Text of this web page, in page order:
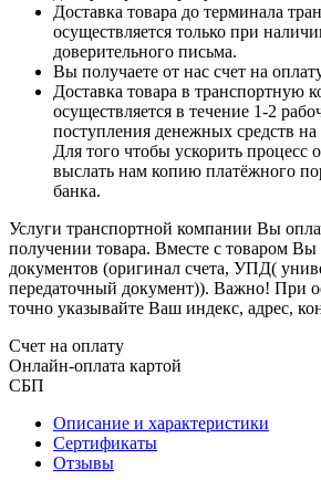
Доставка товара до терминала
осуществляется только при
доверительного письма.
Вы получаете от нас счет на
Доставка товара в транспортную
осуществляется в течение 1-2
поступления денежных средств
Для того чтобы ускорить процесс
выслать нам копию платёжного
банка.
Услуги транспортной компании Вы
получении товара. Вместе с товаром Вы
документов (оригинал счета, УПД(
передаточный документ)). Важно! При
точно указывайте Ваш индекс, адрес,
Счет на оплату
Онлайн-оплата картой
СБП
Описание и характеристики
Сертификаты
Отзывы